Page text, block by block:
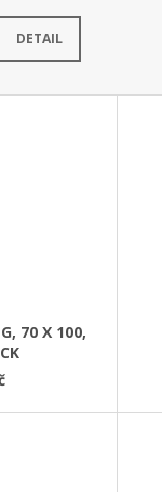
DETAIL
Skladem
70 X 100,